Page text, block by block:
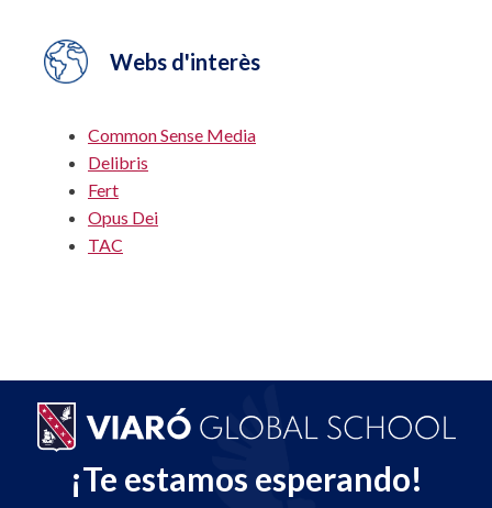
Webs d'interès
Common Sense Media
Delibris
Fert
Opus Dei
TAC
¡Te estamos esperando!